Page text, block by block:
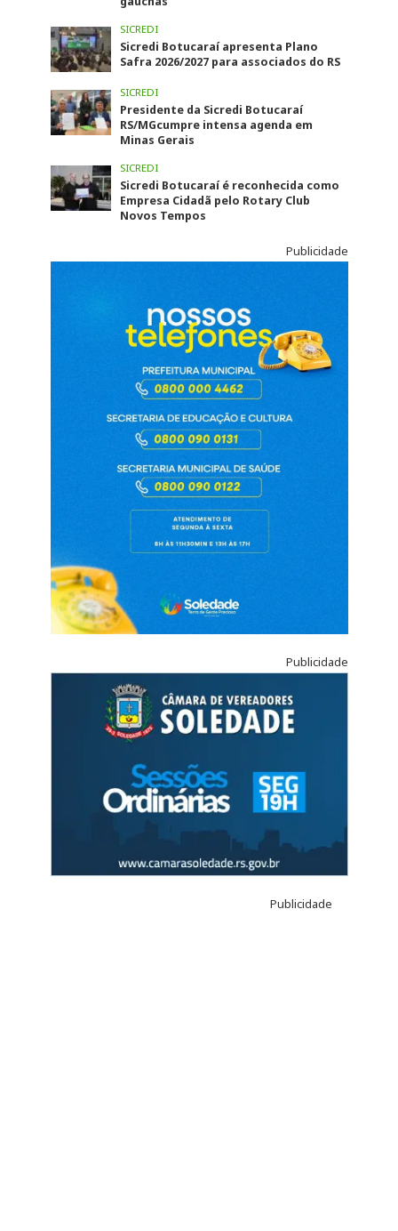
SICREDI
Sicredi Botucaraí apresenta Plano
Safra 2026/2027 para associados do RS
SICREDI
Presidente da Sicredi Botucaraí
RS/MGcumpre intensa agenda em
Minas Gerais
SICREDI
Sicredi Botucaraí é reconhecida como
Empresa Cidadã pelo Rotary Club
Novos Tempos
Publicidade
Publicidade
Publicidade